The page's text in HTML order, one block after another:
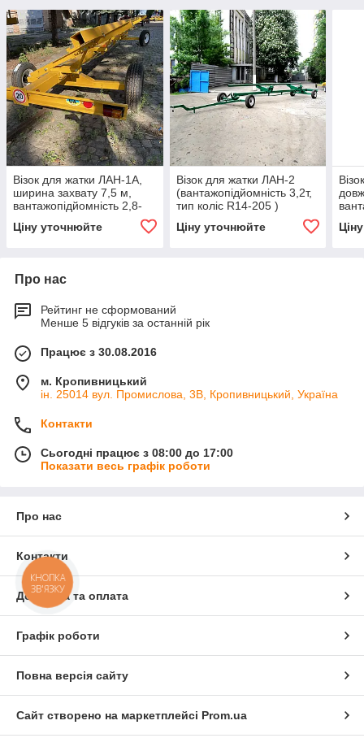
Візок для жатки ЛАН-1А,
ширина захвату 7,5 м,
вантажопідйомність 2,8-
Ціну уточнюйте
Візок для жатки ЛАН-2
(вантажопідйомність 3,2т,
тип коліс R14-205 )
Ціну уточнюйте
Про нас
Рейтинг не сформований
Менше 5 відгуків за останній рік
Працює з 30.08.2016
м. Кропивницький
ін. 25014 вул. Промислова, 3В, Кропивницький, Україна
Контакти
Сьогодні працює з 08:00 до 17:00
Показати весь графік роботи
Про нас
Контакти
Доставка та оплата
Графік роботи
Повна версія сайту
Сайт створено на маркетплейсі Prom.ua
КНОПКА
ЗВ'ЯЗКУ